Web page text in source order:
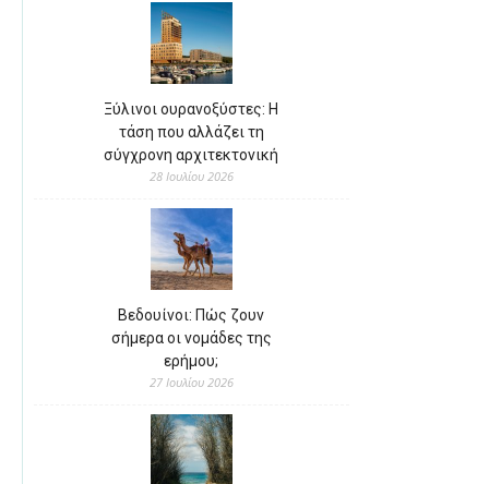
Ξύλινοι ουρανοξύστες: Η
τάση που αλλάζει τη
σύγχρονη αρχιτεκτονική
28 Ιουλίου 2026
Βεδουίνοι: Πώς ζουν
σήμερα οι νομάδες της
ερήμου;
27 Ιουλίου 2026